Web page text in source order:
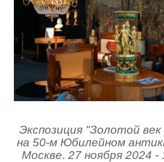
Экспозиция "Золотой век
на 50-м Юбилейном
Москве. 27 ноября 2024 -